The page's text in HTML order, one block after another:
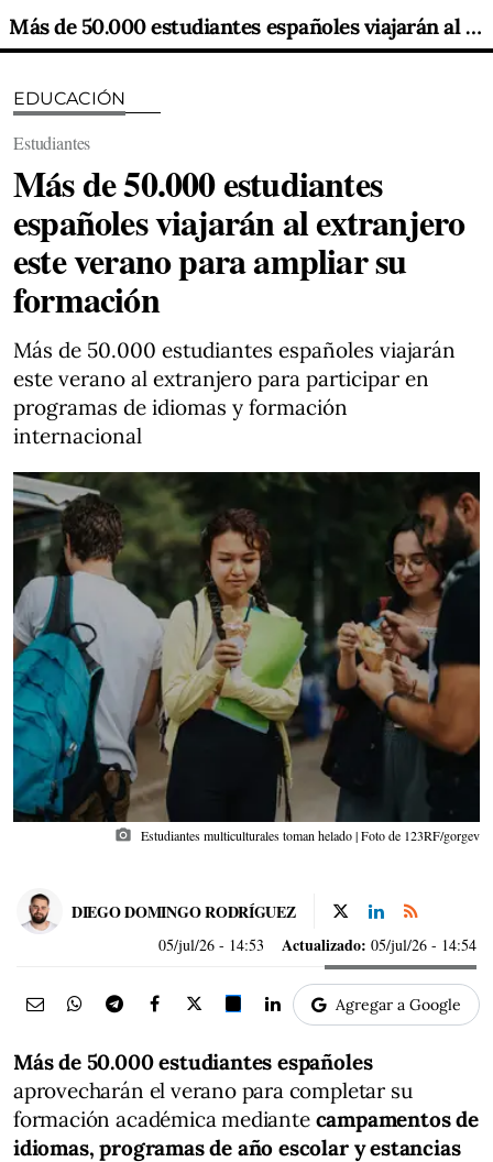
Más de 50.000 estudiantes españoles viajarán al extranjero este verano para ampliar su formación
EDUCACIÓN
Estudiantes
Más de 50.000 estudiantes
españoles viajarán al extranjero
este verano para ampliar su
formación
Más de 50.000 estudiantes españoles viajarán
este verano al extranjero para participar en
programas de idiomas y formación
internacional
photo_camera Estudiantes multiculturales toman helado | Foto de 123RF/gorgev
DIEGO DOMINGO RODRÍGUEZ
05/jul/26 - 14:53 Actualizado: 05/jul/26 - 14:54
Agregar a Google
Más de 50.000 estudiantes españoles
aprovecharán el verano para completar su
formación académica mediante campamentos de
idiomas, programas de año escolar y estancias